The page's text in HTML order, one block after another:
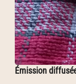
Émission